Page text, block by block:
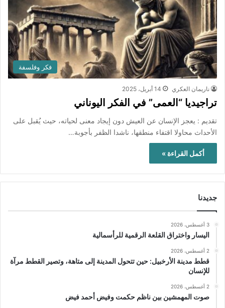
فكر وفلسفة
ناريمان العكري 14 أبريل، 2025
تراجيديا “العمى” في الفكر اليوناني
تقديم : يعجز الإنسان عن العيش دون إيجاد معنى لحياته، حيث يُقبل على
الأحداث محاولا اقتفاء منطقها، ناشدا الظفر بأجوبة…
أكمل القراءة »
جديدنا
3 أغسطس، 2026
اليسار واختراق القلعة الرقمية للرأسمالية
2 أغسطس، 2026
قطط مدينة الأرخبيل: حين تتحول المدينة إلى متاهة، وتصير القطط مرآة
للإنسان
2 أغسطس، 2026
صوت المهمشين بين ناظم حكمت وفيض أحمد فيض